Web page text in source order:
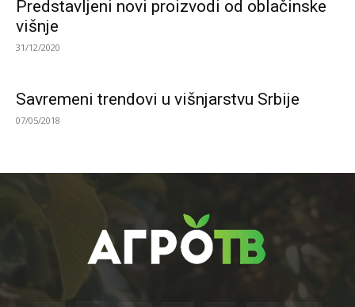
Predstavljeni novi proizvodi od oblačinske
višnje
31/12/2020
Savremeni trendovi u višnjarstvu Srbije
07/05/2018